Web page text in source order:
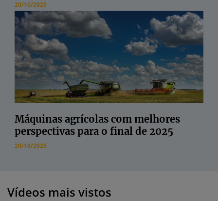
20/10/2025
Máquinas agrícolas com melhores
perspectivas para o final de 2025
20/10/2025
Vídeos mais vistos